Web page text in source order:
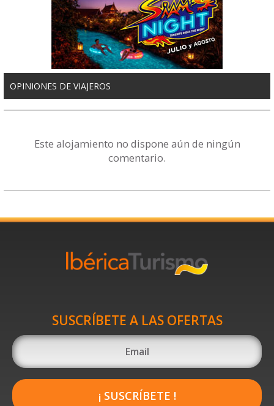
OPINIONES DE VIAJEROS
Este alojamiento no dispone aún de ningún
comentario.
SUSCRÍBETE A LAS OFERTAS
¡ SUSCRÍBETE !